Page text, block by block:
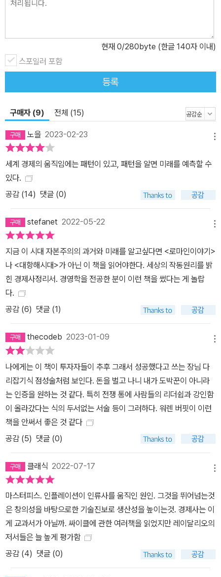
이 대폭 향상되는 평화롭고 풍요한 시기와 2) 부와 권력을 차지하기
‘빅 사이클’ 외에도 100년 주기의 장기 부채 사이클, 8년 주기의 단기
부채 사이클 같은 것들이 존재하며, 이 작은 사이클 안에도 또 다른 사
이클들이 존재한다. 그래서 우리는 과거를 제대로 공부하지 않으면
앞으로 어떤 미래가 펼쳐질지 제대로 감을 잡을 수 없다. 곧 다가올 미
다는 것인지는 알 수 없기 때문이다. 《변화하는 세계 질서》는 그래서
필요하다. 철저한 데이터 분석과 레이 달리오의 인사이트로 점철된
그만의 원칙은 변화하는 세계 질서 속에서 어떻게 행동해야 하는지를
알려준다. 그리고 사이클의 각 단계별 특징과 단계별로 필요한 통치
자, 쇠퇴하는 단계로 가는 시기를 늦추거나 완만하게 넘어갈 수 있는
세계의 갈등 상황, 특히 미국 내에서의 큰 정치적, 사회적 갈등도 다루
중국의 부상도 포함하고 있다. 《변화하는 세계 질서》를 읽은 언론과
유명인들의 끊이지 않는 찬사! 레이 달리오의 접근 방식은 정보를 종
합하여 퍼져 있고 다면적인 문제를 명확한 인과관계로 전환하는 것으
로, 지나치게 단순화시키지 않고 간단명료하게 만들어준다. - 파이낸
셜타임스 매우 자극적이고 매우 중요한 필독서다. 반박하기 어려운
어마어마한 그림을 만들기 위해 많은 사실을 나열해 놓았다. - 빌 게
이츠 레이 달리오는 세계에서 무슨 일이 일어나고 있는지 이해하고
미래에 대비할 원칙을 개발하는 놀라운 능력을 가지고 있다. 이 책은
오늘날 세계가 어디에 있고 어디로 가고 있는지에 대한 통찰력으로
가득 찬 필독서다. - 토니 로빈스(미국 작가) 이 책은 역사의 호에서
미국이 어디에 있고 다음 경제에 무슨 일이 일어날지 의문을 제기하
는 사람들에게 자극적인 읽을거리다. 레이 달리오처럼 광범위한 경제
사를 일관성 있게 지도화해 주는 논문은 거의 없다. 레이 달리오는 더
이례적으로 오늘날 독자들이 적용할 수 있는 역사의 측정 기준을 알
아냈다. - 앤드류 로스 소킨(Andrew Ross Sorkin, 뉴욕타임스 금
융칼럼니스트) 레이 달리오가 말할 때, 나는 경청한다. 그의 새 책은
조명하고, 그 이유를 오늘날의 중국과 미국에 적용하는 등 그 적용 범
위가 놀라울 정도다. 이 책을 읽고 나면 세상을 예전과 다르게 볼 수밖
에 없을 것이다. - 헨리 폴슨(전 미국 재무부 장관) 레이 달리오는 우
리 시대의 주요한 문제를 특정하는 특별한 재능을 가지고 있다. 그의
새로운 책에서, 그는 국가의 흥망성쇠를 추적하기 위해 다양한 경제,
사회, 그리고 정치적인 조치들을 다룬다. 이는 큰 기여이자, 서방세계
년 역사에 걸친 제국의 흥망성쇠를 보여주는 대담하고 실용적인 안내
현재 0/280byte (한글 140자 이내)
스포일러 포함
등록
구매자 (9) 전체 (15)
노을 2023-02-23
세계 경제의 움직임에는 패턴이 있고, 패턴을 알면 미래를 예측할 수
있다.
공감 (14) 댓글 (0)
stefanet 2022-05-22
지금 이 시대 자본주의의 과거와 미래를 알고싶다면 <로마인이야기>
나 <대항해시대>가 아닌 이 책을 읽어야한다. 세상의 작동원리를 밝
힌 경제사정리서. 경영학을 전공한 분이 이런 책을 썼다는 게 놀랍
다.
공감 (6) 댓글 (1)
thecodeb 2023-01-09
나에게는 이 책이 투자자들이 추후 그래서 성공했다고 쓰는 장님 다
리잡기식 점성술처럼 보인다. 돈을 벌고 나니 내가 도박꾼이 아니라
는 인증을 원하는 것 같다. 특히 전쟁 통에 사람들의 리더쉽과 강인함
이 올라갔다는 식의 두서없는 서술 등이 그러하다. 워렌 버핏이 이런
책을 안써서 좋은 것 같다
공감 (5) 댓글 (0)
클래식 2022-07-17
마스터피스. 인플레이션이 인류사를 움직인 원인. 그것을 뛰어넘는것
은 창의성을 바탕으로한 기술진보로 생산성을 높이는것. 경제사는 이
게 교과서가 아닐까. 싸이클에 관한 여러책을 읽었지만 레이달리오의
저서들은 늘 높게 평가함
공감 (4) 댓글 (0)